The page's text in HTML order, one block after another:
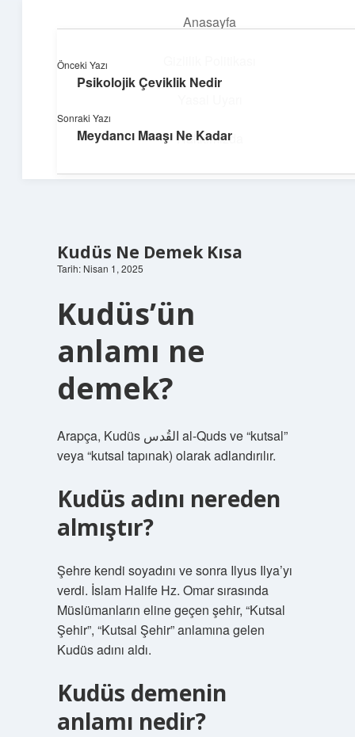
Anasayfa
Hakkımızda
Huzurlu Yaşam Tüyoları
Hayatına ferahlık katan öneriler!
Kudüs Ne Demek Kısa
Tarih: Nisan 1, 2025
Kudüs’ün
anlamı ne
demek?
Arapça, Kudüs القُدس al-Quds ve “kutsal”
veya “kutsal tapınak) olarak adlandırılır.
Kudüs adını nereden
almıştır?
Şehre kendi soyadını ve sonra Ilyus Ilya’yı
verdi. İslam Halife Hz. Omar sırasında
Müslümanların eline geçen şehir, “Kutsal
Şehir”, “Kutsal Şehir” anlamına gelen
Kudüs adını aldı.
Kudüs demenin
anlamı nedir?
Önceki Yazı
Psikolojik Çeviklik Nedir
Sonraki Yazı
Meydancı Maaşı Ne Kadar